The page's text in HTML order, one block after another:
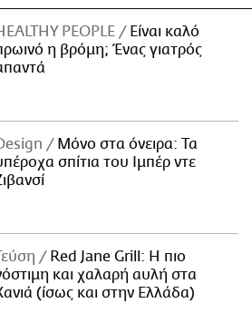
PEOPLE
Είναι καλό
η βρόμη; Ένας γιατρός
Μόνο στα όνειρα: Τα
σπίτια του Ιμπέρ ντε
Red Jane Grill: Η πιο
και χαλαρή αυλή στα
(ίσως και στην Ελλάδα)